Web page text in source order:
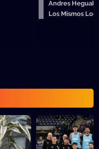
Andres
Los Mismos